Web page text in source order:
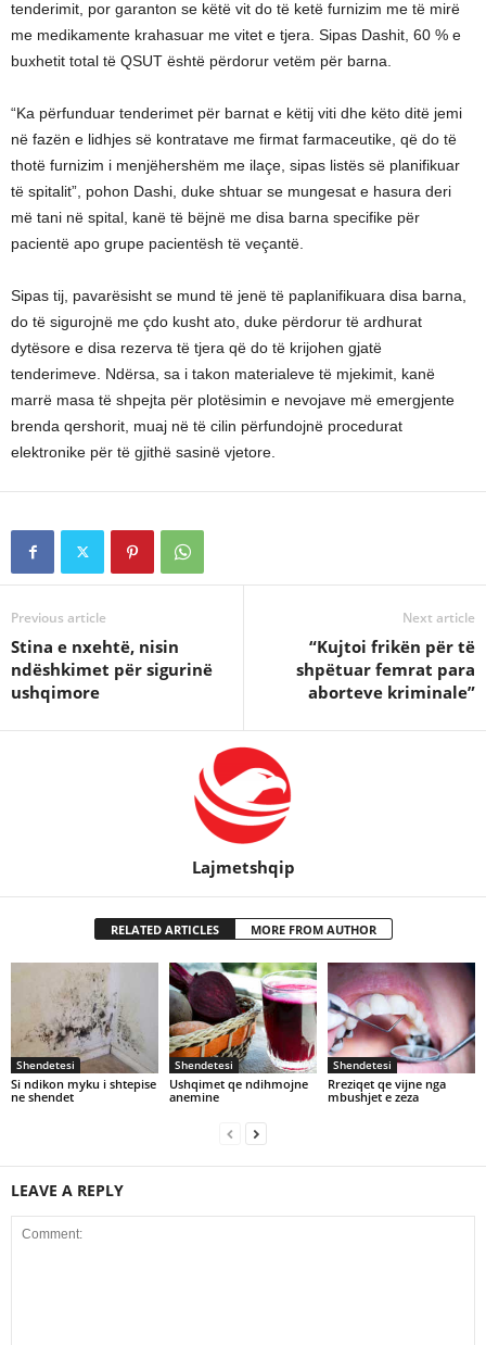
tenderimit, por garanton se këtë vit do të ketë furnizim me të mirë
me medikamente krahasuar me vitet e tjera. Sipas Dashit, 60 % e
buxhetit total të QSUT është përdorur vetëm për barna.
“Ka përfunduar tenderimet për barnat e këtij viti dhe këto ditë jemi
në fazën e lidhjes së kontratave me firmat farmaceutike, që do të
thotë furnizim i menjëhershëm me ilaçe, sipas listës së planifikuar
të spitalit”, pohon Dashi, duke shtuar se mungesat e hasura deri
më tani në spital, kanë të bëjnë me disa barna specifike për
pacientë apo grupe pacientësh të veçantë.
Sipas tij, pavarësisht se mund të jenë të paplanifikuara disa barna,
do të sigurojnë me çdo kusht ato, duke përdorur të ardhurat
dytësore e disa rezerva të tjera që do të krijohen gjatë
tenderimeve. Ndërsa, sa i takon materialeve të mjekimit, kanë
marrë masa të shpejta për plotësimin e nevojave më emergjente
brenda qershorit, muaj në të cilin përfundojnë procedurat
elektronike për të gjithë sasinë vjetore.
Previous article
Stina e nxehtë, nisin
ndëshkimet për sigurinë
ushqimore
Next article
“Kujtoi frikën për të
shpëtuar femrat para
aborteve kriminale”
Lajmetshqip
RELATED ARTICLES MORE FROM AUTHOR
Shendetesi
Si ndikon myku i shtepise
ne shendet
Shendetesi
Ushqimet qe ndihmojne
anemine
Shendetesi
Rreziqet qe vijne nga
mbushjet e zeza
LEAVE A REPLY